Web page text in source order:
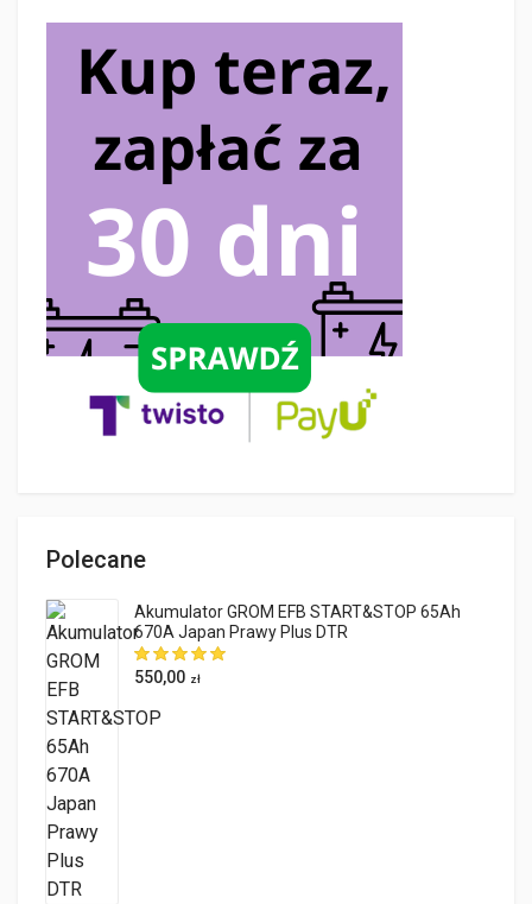
Polecane
Akumulator GROM EFB START&STOP 65Ah
670A Japan Prawy Plus DTR
550,00 zł